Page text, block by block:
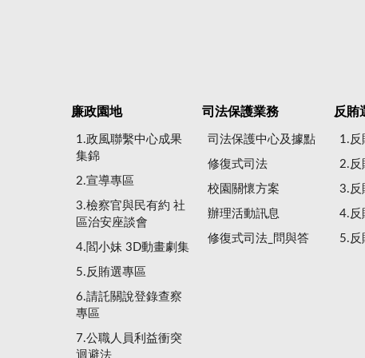
廉政園地
1.政風聯繫中心成果
集錦
2.宣導專區
3.檢察官與民有約 社
區治安座談會
4.閻小妹 3D動畫劇集
5.反賄選專區
6.請託關說登錄查察
專區
7.公職人員利益衝突
迴避法
司法保護業務
司法保護中心及據點
修復式司法
校園關懷方案
辦理活動訊息
修復式司法_問與答
反賄
1.反
2.反
3.反
4.反
5.反